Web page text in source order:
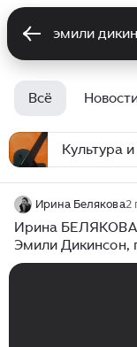
Всё
Культура
Ирина Белякова2
Ирина
Эмили Дикинсон,